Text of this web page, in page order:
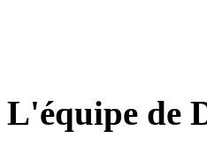
L'équipe de